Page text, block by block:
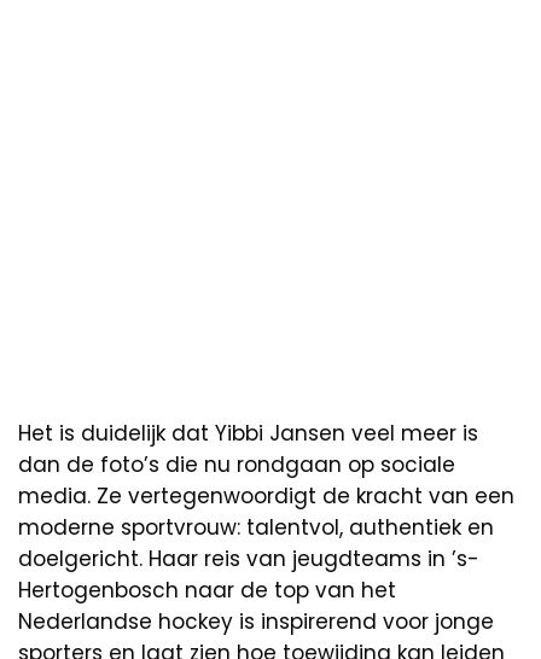
Het is duidelijk dat Yibbi Jansen veel meer is
dan de foto’s die nu rondgaan op sociale
media. Ze vertegenwoordigt de kracht van een
moderne sportvrouw: talentvol, authentiek en
doelgericht. Haar reis van jeugdteams in ’s-
Hertogenbosch naar de top van het
Nederlandse hockey is inspirerend voor jonge
sporters en laat zien hoe toewijding kan leiden